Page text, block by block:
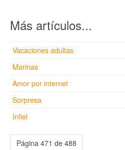
Más artículos...
Vacaciones adultas
Marinas
Amor por internet
Sorpresa
Infiel
Página 471 de 488